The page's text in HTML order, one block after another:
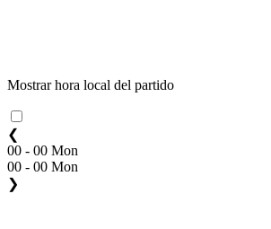
Mostrar hora local del partido
❮
00 - 00 Mon
00 - 00 Mon
❯